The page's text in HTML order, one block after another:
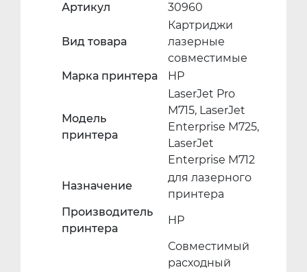
Артикул 30960
Вид товара
Картриджи
лазерные
совместимые
Марка принтера
HP
Модель
принтера
LaserJet Pro
M715, LaserJet
Enterprise M725,
LaserJet
Enterprise M712
Назначение
для лазерного
принтера
Производитель
принтера
HP
Совместимый
расходный